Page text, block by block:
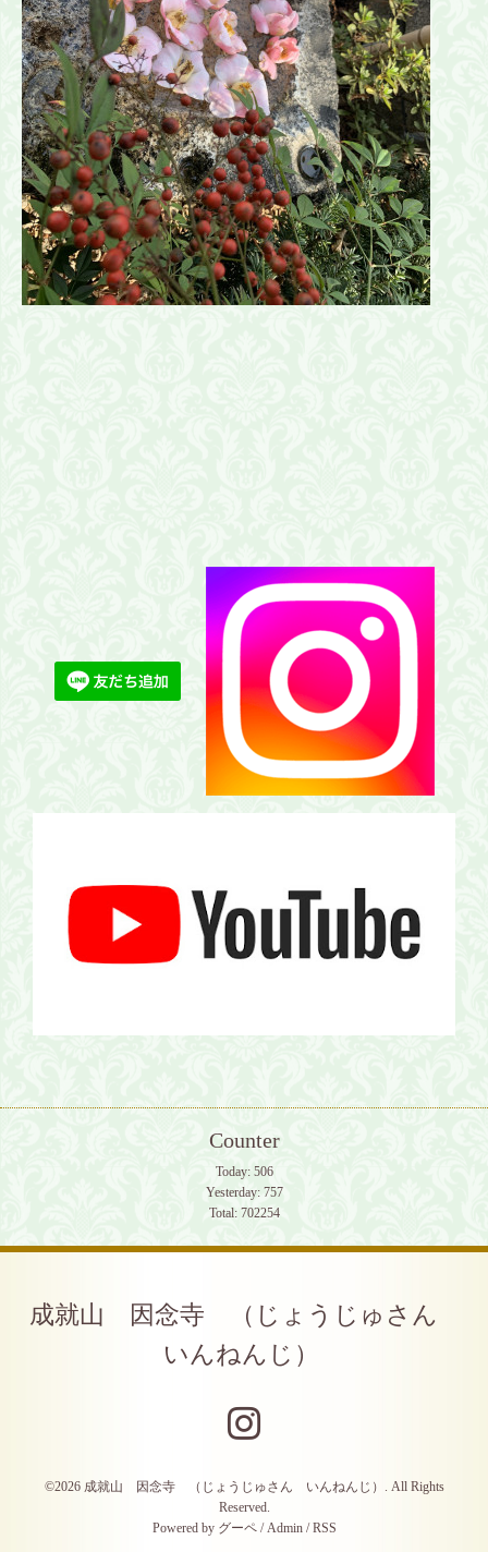
Counter
Today: 506
Yesterday: 757
Total: 702254
成就山 因念寺 （じょうじゅさん
いんねんじ）
©2026 成就山 因念寺 （じょうじゅさん いんねんじ） . All Rights
Reserved.
Powered by グーペ/Admin /RSS